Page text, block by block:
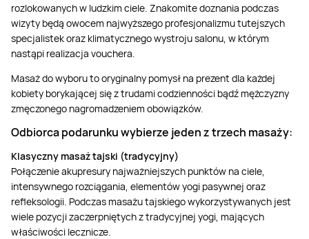
rozlokowanych w ludzkim ciele. Znakomite doznania podczas
wizyty będą owocem najwyższego profesjonalizmu tutejszych
specjalistek oraz klimatycznego wystroju salonu, w którym
nastąpi realizacja vouchera.
Masaż do wyboru to oryginalny pomysł na prezent dla każdej
kobiety borykającej się z trudami codzienności bądź mężczyzny
zmęczonego nagromadzeniem obowiązków.
Odbiorca podarunku wybierze jeden z trzech masaży:
Klasyczny masaż tajski (tradycyjny)
Połączenie akupresury najważniejszych punktów na ciele,
intensywnego rozciągania, elementów yogi pasywnej oraz
refleksologii. Podczas masażu tajskiego wykorzystywanych jest
wiele pozycji zaczerpniętych z tradycyjnej yogi, mających
właściwości lecznicze.